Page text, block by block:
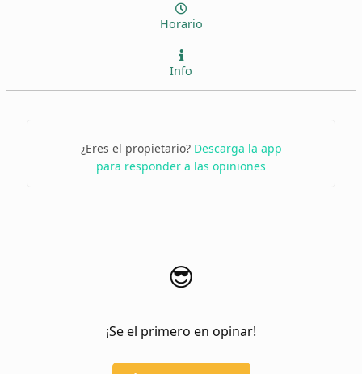
Horario
Info
¿Eres el propietario? Descarga la app
para responder a las opiniones
😎
¡Se el primero en opinar!